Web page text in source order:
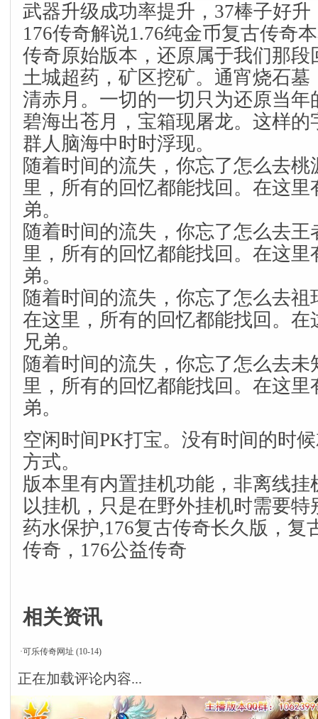
武器升级成功率提升，37棒子好
176传奇解说1.76纯金币复古传奇
传奇原始版本，还原属于我们那段
土城超药，矿区挖矿。通宵烧石墓
清赤月。一切的一切只为还原当年
碧海出苍月，宝箱现屠龙。这样的
群人脑海中时时浮现。
随着时间的流失，你忘了怎么去
里，所有的回忆都能找回。在这里
弟。
随着时间的流失，你忘了怎么去
里，所有的回忆都能找回。在这里
弟。
随着时间的流失，你忘了怎么去
在这里，所有的回忆都能找回。在
兄弟。
随着时间的流失，你忘了怎么去
里，所有的回忆都能找回。在这里
弟。
空闲时间PK打宝。没有时间的时
方式。
版本里有内置挂机功能，非离线挂
以挂机，只是在野外挂机时需要
药水保护,176复古传奇长久版，复
传奇，176公益传奇
相关资讯
·可乐传奇网址 (10-14)
正在加载评论内容...